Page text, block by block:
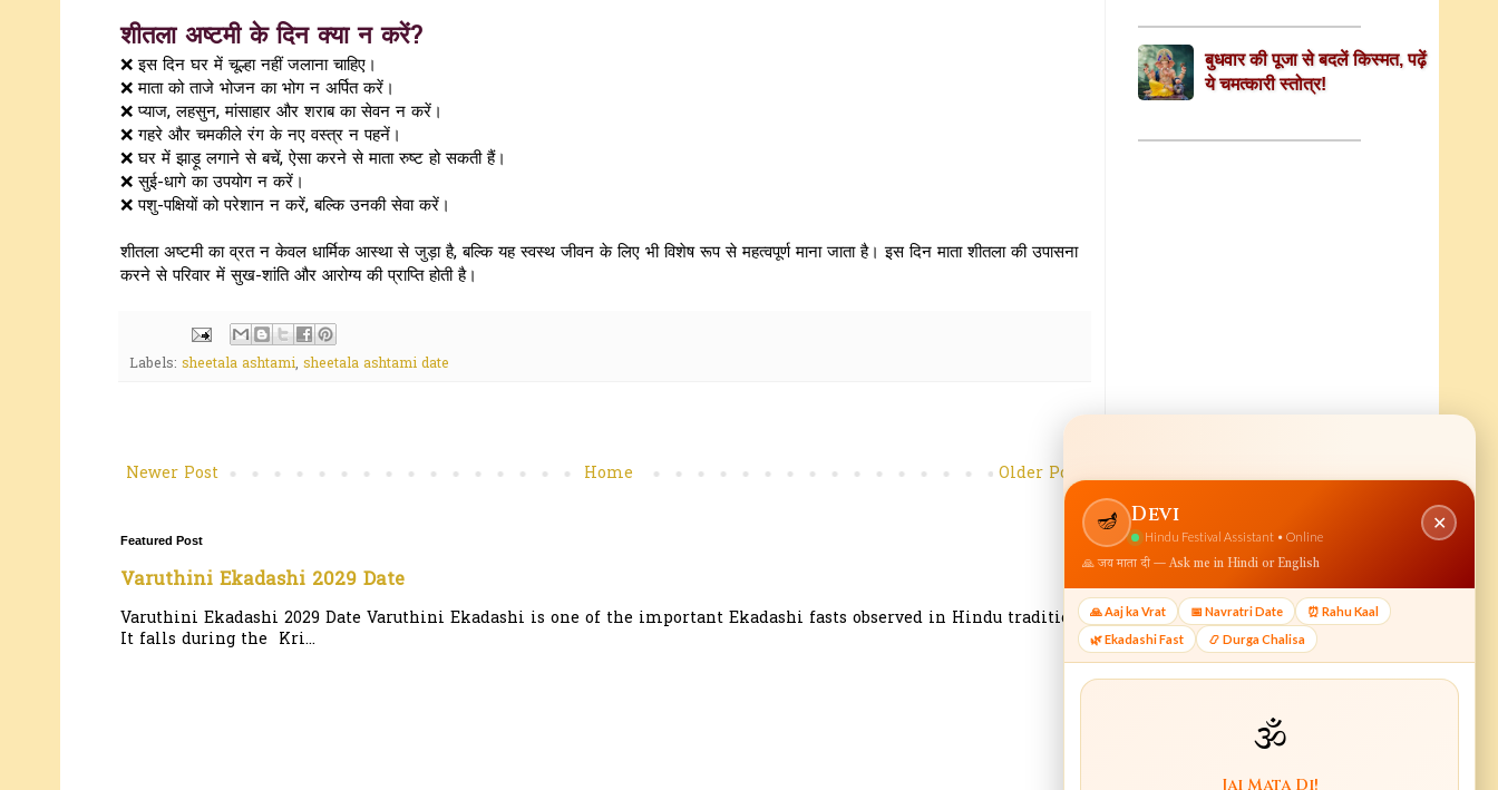
शीतला अष्टमी के दिन क्या न करें?
❌ इस दिन घर में चूल्हा नहीं जलाना चाहिए।
❌ माता को ताजे भोजन का भोग न अर्पित करें।
❌ प्याज, लहसुन, मांसाहार और शराब का सेवन न करें।
❌ गहरे और चमकीले रंग के नए वस्त्र न पहनें।
❌ घर में झाड़ू लगाने से बचें, ऐसा करने से माता रुष्ट हो सकती हैं।
❌ सुई-धागे का उपयोग न करें।
❌ पशु-पक्षियों को परेशान न करें, बल्कि उनकी सेवा करें।
शीतला अष्टमी का व्रत न केवल धार्मिक आस्था से जुड़ा है, बल्कि यह स्वस्थ जीवन के लिए भी विशेष रूप से महत्वपूर्ण माना जाता है। इस दिन माता शीतला की उपासना
करने से परिवार में सुख-शांति और आरोग्य की प्राप्ति होती है।
Labels: sheetala ashtami, sheetala ashtami date
Newer Post Older Post
Home
Featured Post
Varuthini Ekadashi 2029 Date
Varuthini Ekadashi 2029 Date Varuthini Ekadashi is one of the important Ekadashi fasts observed in Hindu tradition.
It falls during the Kri...
बुधवार की पूजा से बदलें किस्मत, पढ़ें
ये चमत्कारी स्तोत्र!